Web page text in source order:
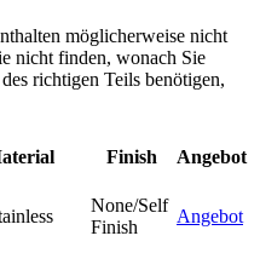
möglicherweise nicht
nicht finden, wonach Sie
richtigen Teils benötigen,
Finish Angebot
None/Self
Finish
Angebot